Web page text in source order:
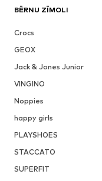
BĒRNU ZĪMOLI
Crocs
GEOX
Jack & Jones Junior
VINGINO
Noppies
happy girls
PLAYSHOES
STACCATO
SUPERFIT